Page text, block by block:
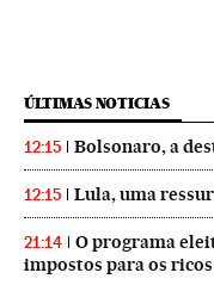
ÚLTIMAS NOTICIAS
12:15 Bolsonaro, a
12:15 Lula, uma
21:14
O programa
impostos para os